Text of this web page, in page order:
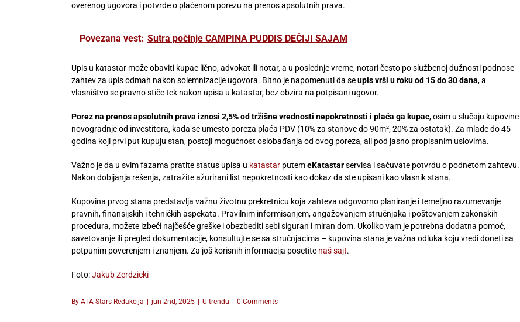
overenog ugovora i potvrde o plaćenom porezu na prenos apsolutnih prava.
Povezana vest: Sutra počinje CAMPINA PUDDIS DEČIJI SAJAM
Upis u katastar može obaviti kupac lično, advokat ili notar, a u poslednje vreme, notari često po službenoj dužnosti podnose
zahtev za upis odmah nakon solemnizacije ugovora. Bitno je napomenuti da seupis vrši u roku od 15 do 30 dana, a
vlasništvo se pravno stiče tek nakon upisa u katastar, bez obzira na potpisani ugovor.
Porez na prenos apsolutnih prava iznosi 2,5% od tržišne vrednosti nepokretnosti i plaća ga kupac, osim u slučaju kupovine
novogradnje od investitora, kada se umesto poreza plaća PDV (10% za stanove do 90m², 20% za ostatak). Za mlade do 45
godina koji prvi put kupuju stan, postoji mogućnost oslobađanja od ovog poreza, ali pod jasno propisanim uslovima.
Važno je da u svim fazama pratite status upisa u katastar putemeKatastarservisa i sačuvate potvrdu o podnetom zahtevu.
Nakon dobijanja rešenja, zatražite ažurirani list nepokretnosti kao dokaz da ste upisani kao vlasnik stana.
Kupovina prvog stana predstavlja važnu životnu prekretnicu koja zahteva odgovorno planiranje i temeljno razumevanje
pravnih, finansijskih i tehničkih aspekata. Pravilnim informisanjem, angažovanjem stručnjaka i poštovanjem zakonskih
procedura, možete izbeći najčešće greške i obezbediti sebi siguran i miran dom. Ukoliko vam je potrebna dodatna pomoć,
savetovanje ili pregled dokumentacije, konsultujte se sa stručnjacima – kupovina stana je važna odluka koju vredi doneti sa
potpunim poverenjem i znanjem. Za još korisnih informacija posetite naš sajt.
Foto:Jakub Zerdzicki
By ATA Stars Redakcija jun 2nd, 2025 U trendu 0 Comments